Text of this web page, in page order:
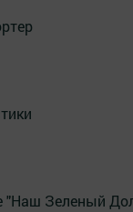
"Наш Зеленый